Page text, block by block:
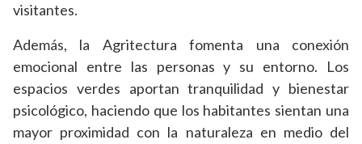
visitantes.
Además, la Agritectura fomenta una conexión
emocional entre las personas y su entorno. Los
espacios verdes aportan tranquilidad y bienestar
psicológico, haciendo que los habitantes sientan una
mayor proximidad con la naturaleza en medio del